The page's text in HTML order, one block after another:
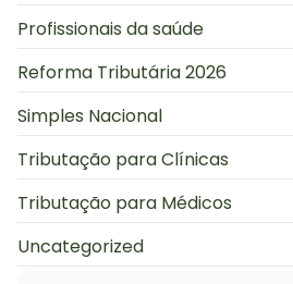
Profissionais da saúde
Reforma Tributária 2026
Simples Nacional
Tributação para Clínicas
Tributação para Médicos
Uncategorized